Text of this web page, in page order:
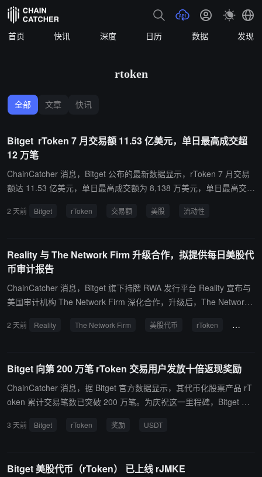
首页 快讯 深度 日历 数据 发现
rtoken
全部 文章 快讯
Bitget rToken 7 月交易额 11.53 亿美元，单日最高成交超
12 万笔
ChainCatcher 消息，Bitget 公布的最新数据显示，rToken 7 月交易
额达 11.53 亿美元，单日最高成交额为 8,138 万美元，单日最高交易
亿美元。 随着交易活跃度提升，rToken 的全时段交易需求进一步释
非交易时段的流动性提供了新的增长空间。
2 天前 Bitget rToken 交易额 美股 流动性
Reality 与 The Network Firm 升级合作，拟提供每日美股代
币审计报告
ChainCatcher 消息，Bitget 旗下持牌 RWA 发行平台 Reality 宣布与
美国审计机构 The Network Firm 深化合作，升级后，The Network
ality 发行的美股代币 rToken 提供每日储备证明（PoR）审计报告，
国证券经纪商 Alpaca Securities LLC 托管，形成发行、审验与托管
三方独立的透明架构。 Reality 发行的美股代币 rToken 目前已支持 6
34 只代币化股票及 ETF，并与 Bitget 生态深度整合，可用于统一账
oken 上线一个月后管理资产规模（AUM）突破 1 亿美元。
2 天前 Reality The Network Firm 美股代币 rToken 审计报
Bitget 向第 200 万笔 rToken 交易用户发放十倍返现奖励
ChainCatcher 消息，据 Bitget 官方数据显示，其代币化股票产品 rT
oken 累计交易笔数已突破 200 万笔。为庆祝这一里程碑，Bitget 宣
单成交金额为 162.345 USDT，平台按照交易金额的 10 倍，向其发
3 天前 Bitget rToken 奖励 USDT
Bitget 美股代币（rToken） 已上线 rJMKE